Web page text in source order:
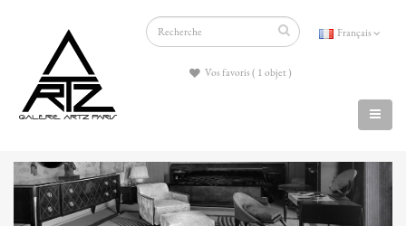
Français
Vos favoris ( 1 objet )